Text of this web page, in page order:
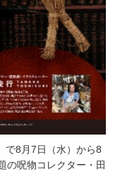
で8月7日（水）から8
の呪物コレクター・田